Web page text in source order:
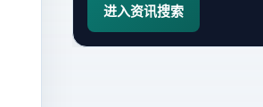
进入资讯搜索